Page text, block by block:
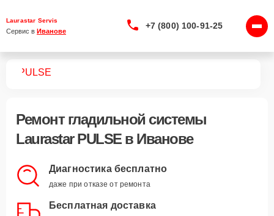
Laurastar Servis
Сервис в Иванове
+7 (800) 100-91-25
PULSE
Ремонт гладильной системы
Laurastar PULSEв Иванове
Диагностика бесплатно
даже при отказе от ремонта
Бесплатная доставка